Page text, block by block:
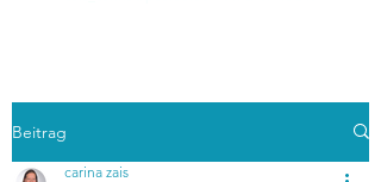
Beitrag
carina zais